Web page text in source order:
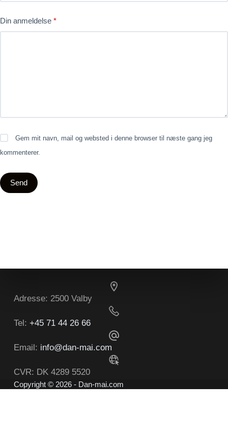
Din anmeldelse *
Gem mit navn, mail og websted i denne browser til næste gang jeg
kommenterer.
Send
Adresse: 2500 Valby
Tel: +45 71 44 26 66
Email: info@dan-mai.com
CVR: DK 4289 5520
Copyright © 2026 - Dan-mai.com